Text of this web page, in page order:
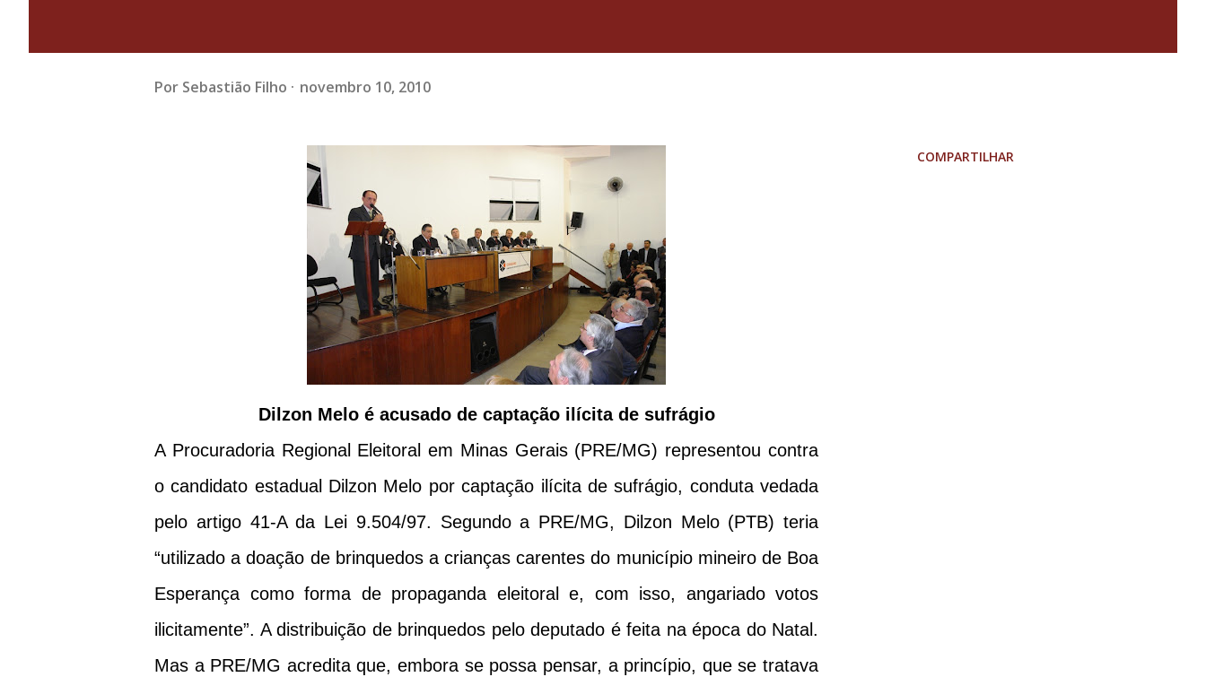
Por Sebastião Filho novembro 10, 2010
Dilzon Melo é acusado de captação ilícita de sufrágio
A Procuradoria Regional Eleitoral em Minas Gerais (PRE/MG) representou contra
o candidato estadual Dilzon Melo por captação ilícita de sufrágio, conduta vedada
pelo artigo 41-A da Lei 9.504/97. Segundo a PRE/MG, Dilzon Melo (PTB) teria
“utilizado a doação de brinquedos a crianças carentes do município mineiro de Boa
Esperança como forma de propaganda eleitoral e, com isso, angariado votos
ilicitamente”. A distribuição de brinquedos pelo deputado é feita na época do Natal.
Mas a PRE/MG acredita que, embora se possa pensar, a princípio, que se tratava
COMPARTILHAR